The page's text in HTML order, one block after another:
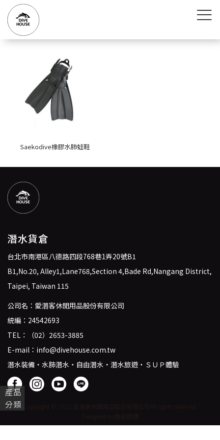
產品
分類
Saekodive橡膠水肺蛙鞋
潛水貨倉
台北市南港區八德路四段768巷1弄20號B1
B1,No.20, Alley1,Lane768,Section 4,Bade Rd,Nangang District,
Taipei, Taiwan 115
公司名：愛潛客休閒用品股份有限公司
統編：24542693
TEL：
（02）2653-3885
E-mail： info@divehouse.com.tw
潛水裝備・水肺潛水・自由潛水・潛水旅遊・ＳＵＰ體驗